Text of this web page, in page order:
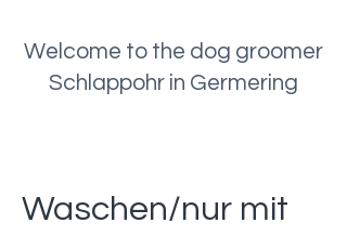
Welcome to the dog groomer
Schlappohr in Germering
Waschen/nur mit